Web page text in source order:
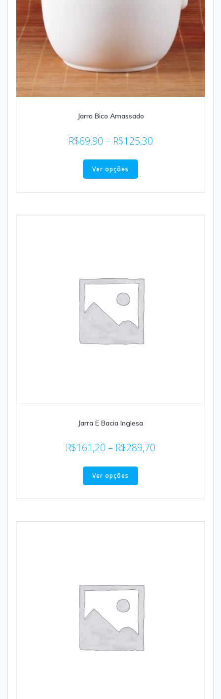
Jarra Bico Amassado
R$69,90 – R$125,30
Ver opções
Jarra E Bacia Inglesa
R$161,20 – R$289,70
Ver opções